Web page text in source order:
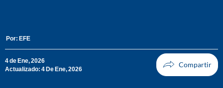
Por: EFE
4 de Ene, 2026
Actualizado: 4 De Ene, 2026